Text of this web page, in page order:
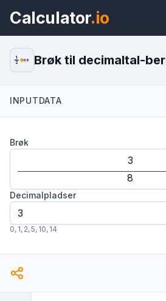
Calculator.io
1
2
0.5 Brøk til decimaltal-
INPUTDATA
Brøk
Decimalpladser
0, 1, 2,5, 10, 14